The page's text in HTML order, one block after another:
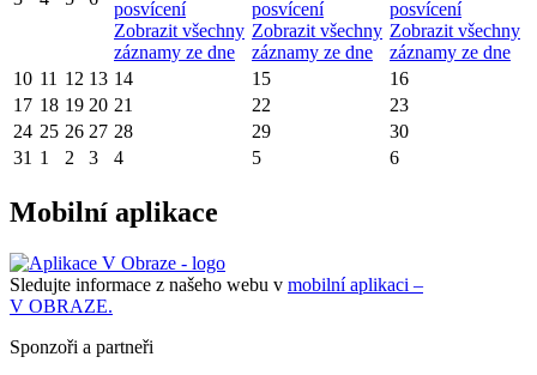
posvícení
Zobrazit všechny
záznamy ze dne
posvícení
Zobrazit všechny
záznamy ze dne
posvícení
Zobrazit všechny
záznamy ze dne
10 11 12 13 14 15
16
17 18 19 20 21 22
23
24 25 26 27 28 29
30
31 1 2 3 4 5 6
Mobilní aplikace
Sledujte informace z našeho webu v mobilní aplikaci –
V OBRAZE.
Sponzoři a partneři